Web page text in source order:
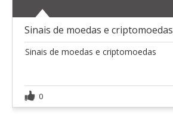
Sinais de moedas e criptomoedas
Sinais de moedas e criptomoedas
0